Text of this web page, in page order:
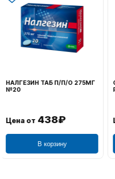
ВОЛЬТАРЕН ЭМУЛЬГЕЛЬ
НАРУЖ 2% 100Г
Цена от1 106₽
В корзину